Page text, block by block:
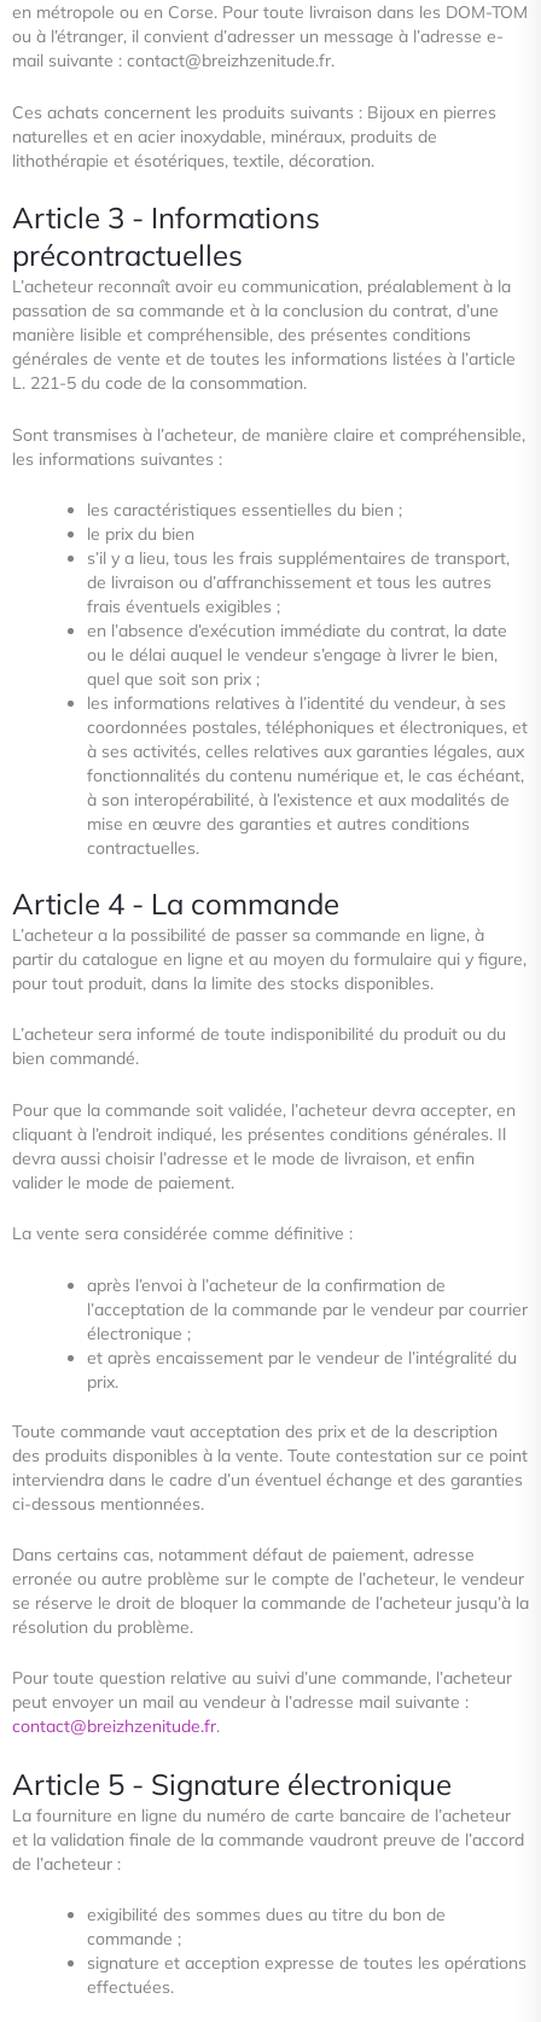
en métropole ou en Corse. Pour toute livraison dans les DOM-TOM
ou à l’étranger, il convient d’adresser un message à l’adresse e-
mail suivante : contact@breizhzenitude.fr.
Ces achats concernent les produits suivants : Bijoux en pierres
naturelles et en acier inoxydable, minéraux, produits de
lithothérapie et ésotériques, textile, décoration.
Article 3 - Informations
précontractuelles
L’acheteur reconnaît avoir eu communication, préalablement à la
passation de sa commande et à la conclusion du contrat, d’une
manière lisible et compréhensible, des présentes conditions
générales de vente et de toutes les informations listées à l’article
L. 221-5 du code de la consommation.
Sont transmises à l’acheteur, de manière claire et compréhensible,
les informations suivantes :
les caractéristiques essentielles du bien ;
le prix du bien
s’il y a lieu, tous les frais supplémentaires de transport,
de livraison ou d’affranchissement et tous les autres
frais éventuels exigibles ;
en l’absence d’exécution immédiate du contrat, la date
ou le délai auquel le vendeur s’engage à livrer le bien,
quel que soit son prix ;
les informations relatives à l’identité du vendeur, à ses
coordonnées postales, téléphoniques et électroniques, et
à ses activités, celles relatives aux garanties légales, aux
fonctionnalités du contenu numérique et, le cas échéant,
à son interopérabilité, à l’existence et aux modalités de
mise en œuvre des garanties et autres conditions
contractuelles.
Article 4 - La commande
L’acheteur a la possibilité de passer sa commande en ligne, à
partir du catalogue en ligne et au moyen du formulaire qui y figure,
pour tout produit, dans la limite des stocks disponibles.
L’acheteur sera informé de toute indisponibilité du produit ou du
bien commandé.
Pour que la commande soit validée, l’acheteur devra accepter, en
cliquant à l’endroit indiqué, les présentes conditions générales. Il
devra aussi choisir l’adresse et le mode de livraison, et enfin
valider le mode de paiement.
La vente sera considérée comme définitive :
après l’envoi à l’acheteur de la confirmation de
l’acceptation de la commande par le vendeur par courrier
électronique ;
et après encaissement par le vendeur de l’intégralité du
prix.
Toute commande vaut acceptation des prix et de la description
des produits disponibles à la vente. Toute contestation sur ce point
interviendra dans le cadre d’un éventuel échange et des garanties
ci-dessous mentionnées.
Dans certains cas, notamment défaut de paiement, adresse
erronée ou autre problème sur le compte de l’acheteur, le vendeur
se réserve le droit de bloquer la commande de l’acheteur jusqu’à la
résolution du problème.
Pour toute question relative au suivi d’une commande, l’acheteur
peut envoyer un mail au vendeur à l’adresse mail suivante :
contact@breizhzenitude.fr.
Article 5 - Signature électronique
La fourniture en ligne du numéro de carte bancaire de l’acheteur
et la validation finale de la commande vaudront preuve de l’accord
de l’acheteur :
exigibilité des sommes dues au titre du bon de
commande ;
signature et acception expresse de toutes les opérations
effectuées.